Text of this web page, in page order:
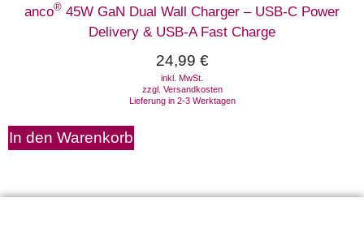
anco® 45W GaN Dual Wall Charger – USB-C Power
Delivery & USB-A Fast Charge
24,99 €
inkl. MwSt.
zzgl. Versandkosten
Lieferung in 2-3 Werktagen
In den Warenkorb